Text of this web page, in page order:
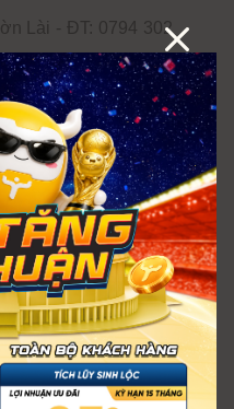
Lài - ĐT: 0794 302
Phường Thạnh Mỹ
48, tầng B1, TTTM
Phường Sài Gòn -
bạc bởi tập trung phục
còn khá mới mẻ tại Việt
tạo dấu ấn với các bộ sưu
lấy cảm hứng từ sự mạnh
mẫu vẫn phù hợp cho nữ
bạn muốn tìm một chiếc
độc lạ, không đụng hàng
nhắc.